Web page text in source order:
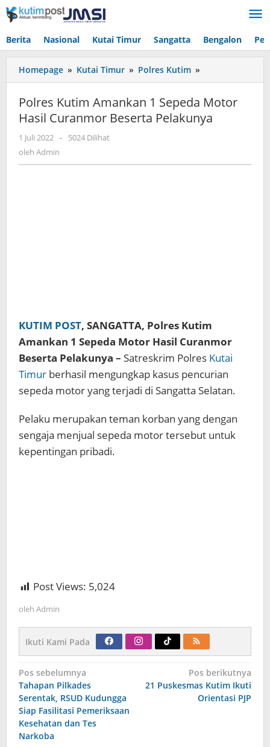
Lewati
ke
Berita Nasional Kutai Timur Sangatta Bengalon
Homepage » Kutai Timur » Polres Kutim »
Kutim
1
Sepeda
Polres Kutim Amankan 1 Sepeda Motor
Hasil Curanmor Beserta Pelakunya
1 Juli 2022 oleh
-
5024 Dilihat
oleh Admin
KUTIM POST, SANGATTA, Polres Kutim
Amankan 1 Sepeda Motor Hasil Curanmor
Beserta Pelakunya – Satreskrim Polres Kutai
Timur berhasil mengungkap kasus pencurian
sepeda motor yang terjadi di Sangatta Selatan.
Pelaku merupakan teman korban yang dengan
sengaja menjual sepeda motor tersebut untuk
kepentingan pribadi.
Post Views: 5,024
oleh Admin
Ikuti Kami Pada
Navigasi
pos
Pos sebelumnya
Tahapan Pilkades
Serentak, RSUD Kudungga
Siap Fasilitasi Pemeriksaan
Kesehatan dan Tes
Narkoba
Pos berikutnya
21 Puskesmas Kutim Ikuti
Orientasi PJP